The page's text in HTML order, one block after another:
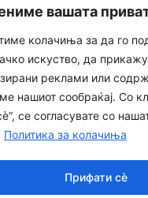
вашата
колачиња за да го
искуство, да
реклами или
нашиот сообраќај. Со
се согласувате со
Политика за колачиња
Прифати сè
користење